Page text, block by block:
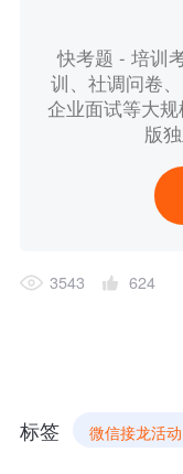
快考题 - 培训
训、社调问卷
企业面试等大
版
3543 624
标签 微信接龙活动